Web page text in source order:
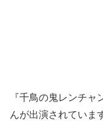
『千鳥の鬼レンチャ
んが出演されていま